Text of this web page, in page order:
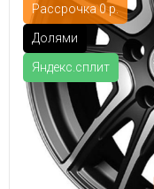
Рассрочка 0 р.
Долями
Яндекс.сплит